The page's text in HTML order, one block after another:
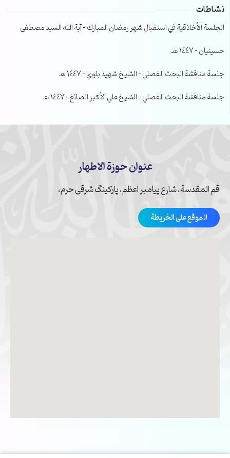
نشاطات
الجلسة الأخلاقية في استقبال شهر رمضان المبارك – آية الله السيد مصطفى
حسينيان – 1447 هـ
جلسة مناقشة البحث الفصلي – الشيخ شهيد بلوي – 1447 هـ
جلسة مناقشة البحث الفصلي – الشيخ علي الأكبر الصائغ – 1447 هـ
عنوان حوزة الاطهار
قم المقدسة، شارع پیامبر اعظم، پارکینگ شرقی حرم،
الموقع على الخريطة